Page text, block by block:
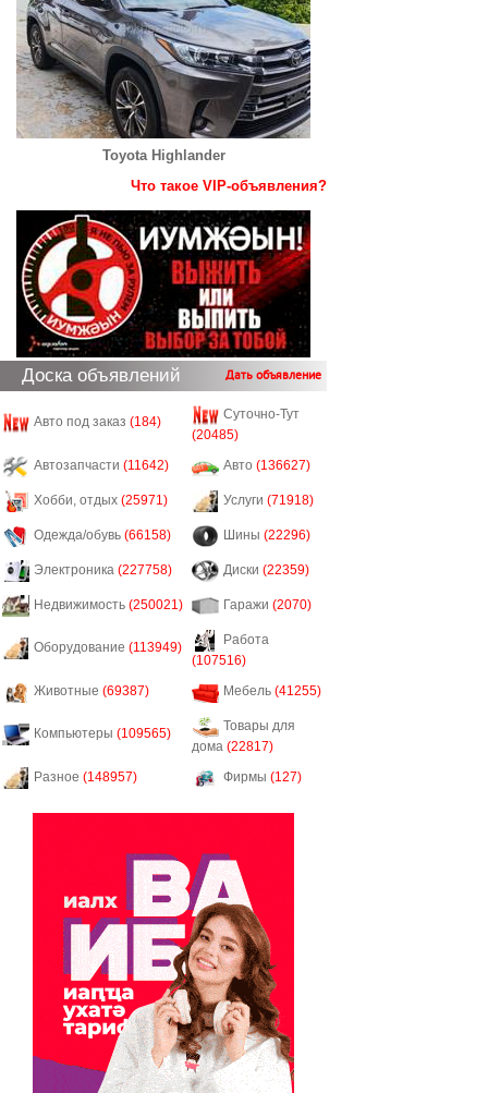
Toyota Highlander
Что такое VIP-объявления?
Доска объявлений Дать объявление
Авто под заказ (184)
Суточно-Тут
(20485)
Автозапчасти (11642) Авто (136627)
Хобби, отдых (25971) Услуги (71918)
Одежда/обувь (66158) Шины (22296)
Электроника (227758) Диски (22359)
Недвижимость (250021) Гаражи (2070)
Оборудование (113949)
Работа
(107516)
Животные (69387) Мебель (41255)
Компьютеры (109565)
Товары для
дома (22817)
Разное (148957) Фирмы (127)